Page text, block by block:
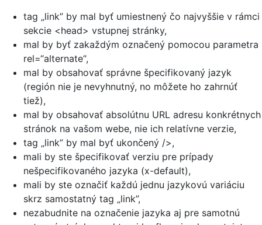
tag „link” by mal byť umiestnený čo najvyššie v rámci
sekcie <head> vstupnej stránky,
mal by byť zakaždým označený pomocou parametra
rel=“alternate“,
mal by obsahovať správne špecifikovaný jazyk
(región nie je nevyhnutný, no môžete ho zahrnúť
tiež),
mal by obsahovať absolútnu URL adresu konkrétnych
stránok na vašom webe, nie ich relatívne verzie,
tag „link” by mal byť ukončený />,
mali by ste špecifikovať verziu pre prípady
nešpecifikovaného jazyka (x-default),
mali by ste označiť každú jednu jazykovú variáciu
skrz samostatný tag „link”,
nezabudnite na označenie jazyka aj pre samotnú